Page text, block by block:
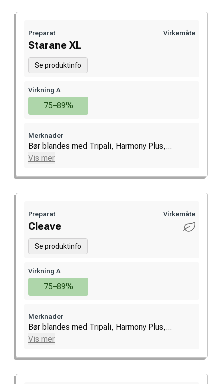
Preparat
Starane XL
Se produktinfo
Virkemåte
Virkning A
75–89%
Merknader
Bør blandes med Tripali, Harmony Plus,...
Vis mer
Preparat
Cleave
Se produktinfo
Virkemåte
Virkning A
75–89%
Merknader
Bør blandes med Tripali, Harmony Plus,...
Vis mer